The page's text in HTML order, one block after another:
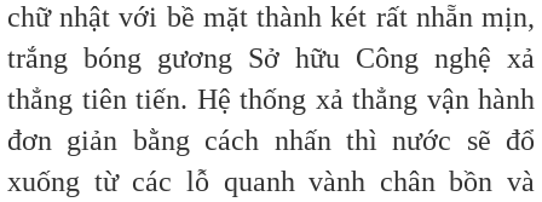
chữ nhật với bề mặt thành két rất nhẵn mịn,
trắng bóng gương Sở hữu Công nghệ xả
thẳng tiên tiến. Hệ thống xả thẳng vận hành
đơn giản bằng cách nhấn thì nước sẽ đổ
xuống từ các lỗ quanh vành chân bồn và